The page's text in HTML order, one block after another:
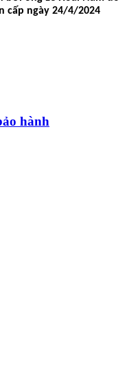
cấp ngày 24/4/2024
hành